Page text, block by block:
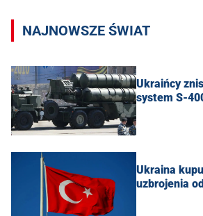
NAJNOWSZE ŚWIAT
Ukraińcy
system S-
Ukraina
uzbrojenia